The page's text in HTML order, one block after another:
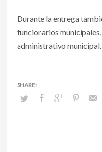
Durante la entrega
funcionarios
administrativo municipal.